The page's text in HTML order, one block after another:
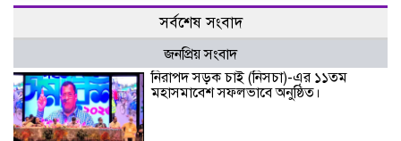
সর্বশেষ সংবাদ
জনপ্রিয় সংবাদ
নিরাপদ সড়ক চাই (নিসচা)-এর ১১তম
মহাসমাবেশ সফলভাবে অনুষ্ঠিত।